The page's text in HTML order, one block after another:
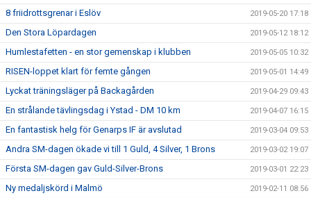
8 friidrottsgrenar i Eslöv 2019-05-20 17:18
Den Stora Löpardagen 2019-05-12 18:12
Humlestafetten - en stor gemenskap i klubben 2019-05-05 10:32
RISEN-loppet klart för femte gången 2019-05-01 14:49
Lyckat träningsläger på Backagården 2019-04-29 09:43
En strålande tävlingsdag i Ystad - DM 10 km 2019-04-07 16:15
En fantastisk helg för Genarps IF är avslutad 2019-03-04 09:53
Andra SM-dagen ökade vi till 1 Guld, 4 Silver, 1 Brons 2019-03-02 19:07
Första SM-dagen gav Guld-Silver-Brons 2019-03-01 22:23
Ny medaljskörd i Malmö 2019-02-11 08:56